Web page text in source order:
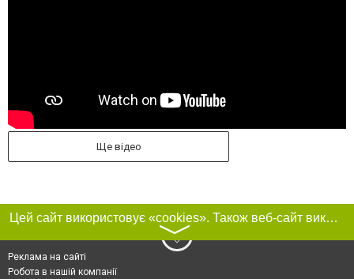
Ще відео
Цей сайт використовує «cookies». Також веб-сайт використовує інтернет-сервіс для збору технічних даних стосовно відвідувачів з метою отримання маркетингової та статистичної інформації. Умови обробки даних відвідувачів сайту див.
〉
Реклама на сайті
Робота в нашій компанії